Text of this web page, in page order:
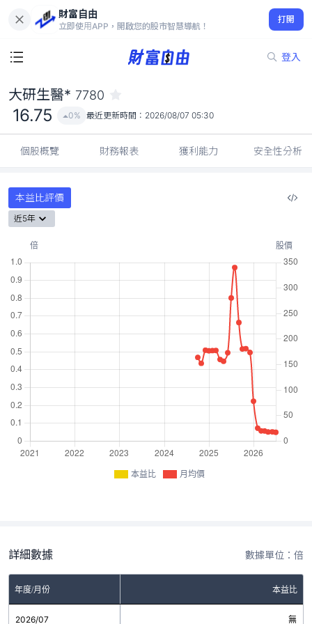
財富自由
立即使用APP，開啟您的股市智慧導航！
打開
登入
16.75
0%
大研生醫* 7780
16.75 0% 最近更新時間： 2026/08/07 05:30
個股概覽 財務報表 獲利能力 安全性分析
本益比評價
近5年
本益比 月均價
詳細數據 數據單位：倍
年度/月份 本益比
2026/07 無